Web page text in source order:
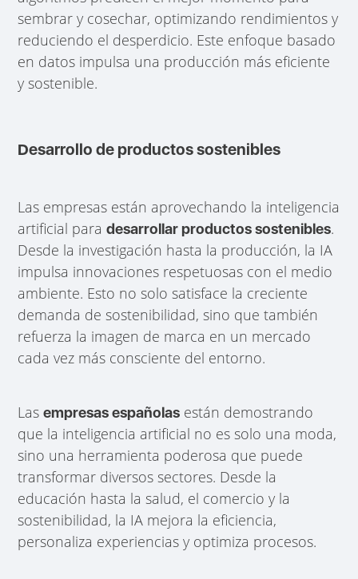
sembrar y cosechar, optimizando rendimientos y
reduciendo el desperdicio. Este enfoque basado
en datos impulsa una producción más eficiente
y sostenible.
Desarrollo de productos sostenibles
Las empresas están aprovechando la inteligencia
artificial paradesarrollar productos sostenibles.
Desde la investigación hasta la producción, la IA
impulsa innovaciones respetuosas con el medio
ambiente. Esto no solo satisface la creciente
demanda de sostenibilidad, sino que también
refuerza la imagen de marca en un mercado
cada vez más consciente del entorno.
Lasempresas españolas están demostrando
que la inteligencia artificial no es solo una moda,
sino una herramienta poderosa que puede
transformar diversos sectores. Desde la
educación hasta la salud, el comercio y la
sostenibilidad, la IA mejora la eficiencia,
personaliza experiencias y optimiza procesos.